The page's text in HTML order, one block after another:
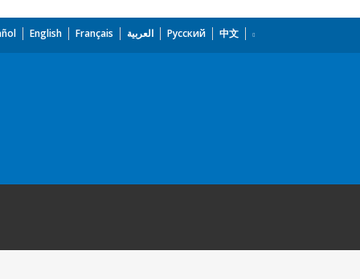
English Français العربية Русский 中文